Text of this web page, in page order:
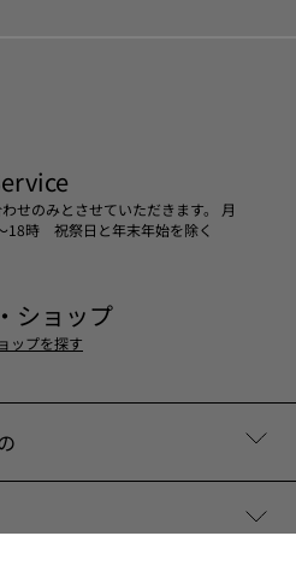
せのみとさせていただきます。 月
18時 祝祭日と年末年始を除く
ショップ
ップを探す